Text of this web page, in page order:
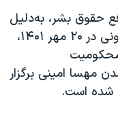
حقوق بشر، به‌دلیل
شرکت در تجمعی مسالمت‌آمیز و قانونی در ۲۰ مهر ۱۴۰۱،
مهسا امینی برگزار
شده است.